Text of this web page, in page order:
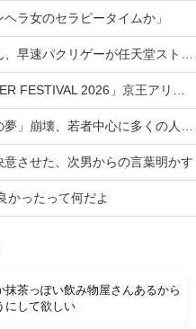
ラ女のセラピータイムか」
ゲーが任天堂ストアに登場してしまう……
2026」京王アリーナTOKYO開催決定
心に多くの人が「人生オワタ」―中国メディア
させた、次男からの言葉明かす
かったって何だよ
…これよく轢かずに止まれたな
茶っぽい飲み物屋さんあるから
にして欲しい